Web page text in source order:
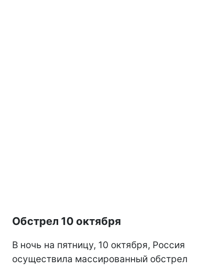
Обстрел 10 октября
В ночь на пятницу, 10 октября, Россия
осуществила массированный обстрел